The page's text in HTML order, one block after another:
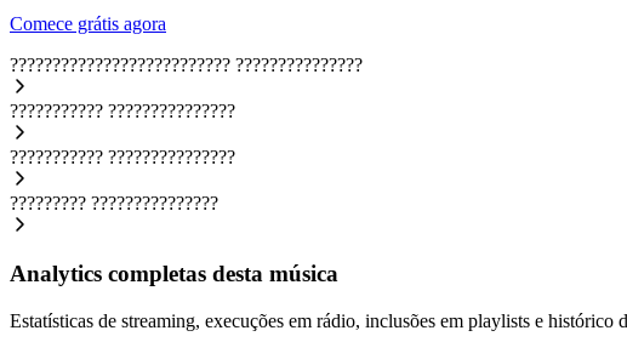
Comece grátis agora
?????????????????????????? ???????????????
??????????? ???????????????
??????????? ???????????????
????????? ???????????????
Analytics completas desta música
Estatísticas de streaming, execuções em rádio, inclusões em playlists e histórico